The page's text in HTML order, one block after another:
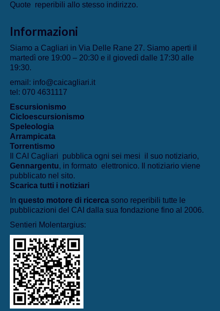
Quote reperibili allo stesso indirizzo.
Informazioni
Siamo a Cagliari in Via Delle Rane 27. Siamo aperti il
martedì ore 19:00 – 20:30 e il giovedì dalle 17:30 alle
19:30.
email: info@caicagliari.it
tel: 070 4631117
Escursionismo
Cicloescursionismo
Speleologia
Arrampicata
Torrentismo
Il CAI Cagliari pubblica ogni sei mesi il suo notiziario,
Gennargentu, in formato elettronico. Il notiziario viene
pubblicato nel sito.
Scarica tutti i notiziari
In questo motore di ricerca sono reperibili tutte le
pubblicazioni del CAI dalla sua fondazione fino al 2006.
Sentieri Molentargius: